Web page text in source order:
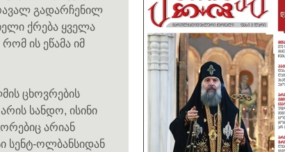
გადარჩენილ
ქრება ყველა
ის ეწამა იმ
ცხოვრების
სანდო, ისინი
არიან
სენტ-ოლბანსიდან